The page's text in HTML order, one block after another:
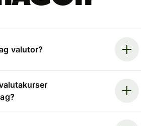
valutor?